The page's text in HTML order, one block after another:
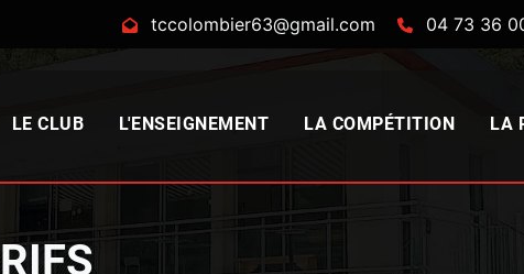
tccolombier63@gmail.com 04 73 36
LE CLUB L'ENSEIGNEMENT LA COMPÉTITION LA